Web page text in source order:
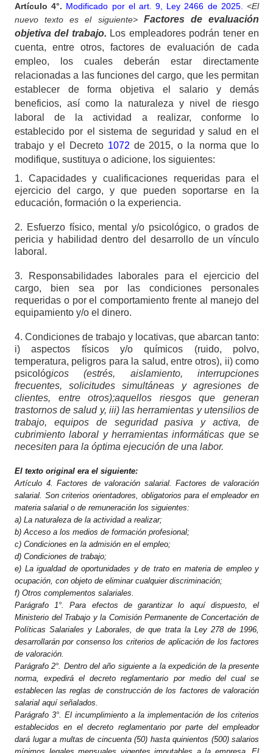
Artículo 4°. Modificado por el art. 9, Ley 2466 de 2025.
<El
nuevo texto es el siguiente> Factores de evaluación
objetiva del trabajo. Los empleadores podrán tener en
cuenta, entre otros, factores de evaluación de cada
empleo, los cuales deberán estar directamente
relacionadas a las funciones del cargo, que les permitan
establecer de forma objetiva el salario y demás
beneficios, así como la naturaleza y nivel de riesgo
laboral de la actividad a realizar, conforme lo
establecido por el sistema de seguridad y salud en el
trabajo y el Decreto 1072 de 2015, o la norma que lo
modifique, sustituya o adicione, los siguientes:
1. Capacidades y cualificaciones requeridas para el
ejercicio del cargo, y que pueden soportarse en la
educación, formación o la experiencia.
2. Esfuerzo físico, mental y/o psicológico, o grados de
pericia y habilidad dentro del desarrollo de un vínculo
laboral.
3. Responsabilidades laborales para el ejercicio del
cargo, bien sea por las condiciones personales
requeridas o por el comportamiento frente al manejo del
equipamiento y/o el dinero.
4. Condiciones de trabajo y locativas, que abarcan tanto:
i) aspectos físicos y/o químicos (ruido, polvo,
temperatura, peligros para la salud, entre otros), ii) como
psicológicos (estrés, aislamiento, interrupciones
frecuentes, solicitudes simultáneas y agresiones de
clientes, entre otros);aquellos riesgos que generan
trastornos de salud y, iii) las herramientas y utensilios de
trabajo, equipos de seguridad pasiva y activa, de
cubrimiento laboral y herramientas informáticas que se
necesiten para la óptima ejecución de una labor.
El texto original era el siguiente:
Artículo 4. Factores de valoración salarial. Factores de valoración
salarial. Son criterios orientadores, obligatorios para el empleador en
materia salarial o de remuneración los siguientes:
a) La naturaleza de la actividad a realizar;
b) Acceso a los medios de formación profesional;
c) Condiciones en la admisión en el empleo;
d) Condiciones de trabajo;
e) La igualdad de oportunidades y de trato en materia de empleo y
ocupación, con objeto de eliminar cualquier discriminación;
f) Otros complementos salariales.
Parágrafo 1°. Para efectos de garantizar lo aquí dispuesto, el
Ministerio del Trabajo y la Comisión Permanente de Concertación de
Políticas Salariales y Laborales, de que trata la Ley 278 de 1996,
desarrollarán por consenso los criterios de aplicación de los factores
de valoración.
Parágrafo 2°. Dentro del año siguiente a la expedición de la presente
norma, expedirá el decreto reglamentario por medio del cual se
establecen las reglas de construcción de los factores de valoración
salarial aquí señalados.
Parágrafo 3°. El incumplimiento a la implementación de los criterios
establecidos en el decreto reglamentario por parte del empleador
dará lugar a multas de cincuenta (50) hasta quinientos (500) salarios